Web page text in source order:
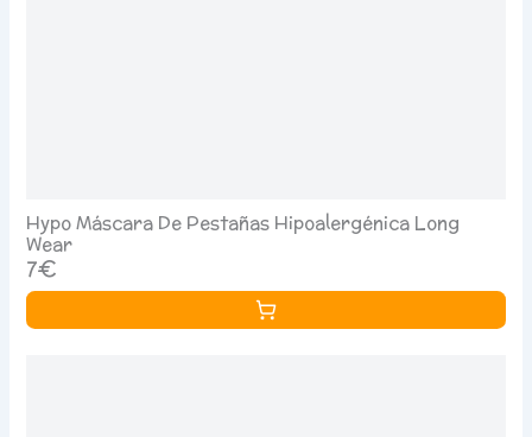
Hypo Máscara De Pestañas Hipoalergénica Long
Wear
7€